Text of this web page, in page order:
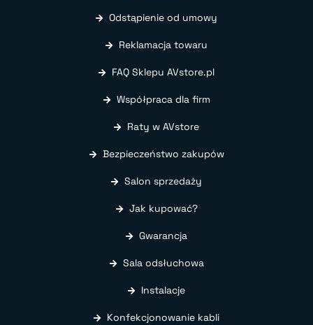
Odstąpienie od umowy
Reklamacja towaru
FAQ Sklepu AVstore.pl
Współpraca dla firm
Raty w AVstore
Bezpieczeństwo zakupów
Salon sprzedaży
Jak kupować?
Gwarancja
Sala odsłuchowa
Instalacje
Konfekcjonowanie kabli